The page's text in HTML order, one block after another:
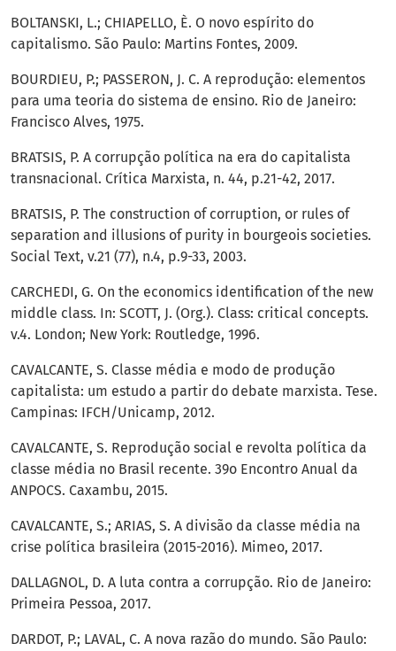
BOLTANSKI, L.; CHIAPELLO, È. O novo espírito do
capitalismo. São Paulo: Martins Fontes, 2009.
BOURDIEU, P.; PASSERON, J. C. A reprodução: elementos
para uma teoria do sistema de ensino. Rio de Janeiro:
Francisco Alves, 1975.
BRATSIS, P. A corrupção política na era do capitalista
transnacional. Crítica Marxista, n. 44, p.21-42, 2017.
BRATSIS, P. The construction of corruption, or rules of
separation and illusions of purity in bourgeois societies.
Social Text, v.21 (77), n.4, p.9-33, 2003.
CARCHEDI, G. On the economics identification of the new
middle class. In: SCOTT, J. (Org.). Class: critical concepts.
v.4. London; New York: Routledge, 1996.
CAVALCANTE, S. Classe média e modo de produção
capitalista: um estudo a partir do debate marxista. Tese.
Campinas: IFCH/Unicamp, 2012.
CAVALCANTE, S. Reprodução social e revolta política da
classe média no Brasil recente. 39o Encontro Anual da
ANPOCS. Caxambu, 2015.
CAVALCANTE, S.; ARIAS, S. A divisão da classe média na
crise política brasileira (2015-2016). Mimeo, 2017.
DALLAGNOL, D. A luta contra a corrupção. Rio de Janeiro:
Primeira Pessoa, 2017.
DARDOT, P.; LAVAL, C. A nova razão do mundo. São Paulo: